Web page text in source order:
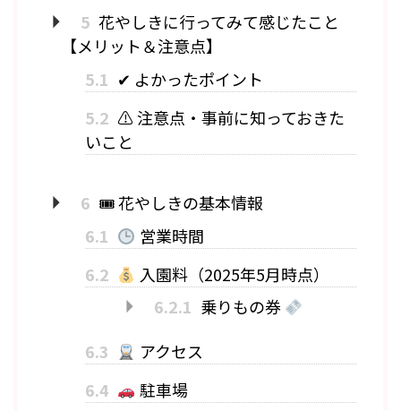
5 花やしきに行ってみて感じたこと
【メリット＆注意点】
5.1 ✔ よかったポイント
5.2 ⚠ 注意点・事前に知っておきた
いこと
6 🎟 花やしきの基本情報
6.1
営業時間
6.2
入園料（2025年5月時点）
6.2.1 乗りもの券
6.3
アクセス
6.4
駐車場